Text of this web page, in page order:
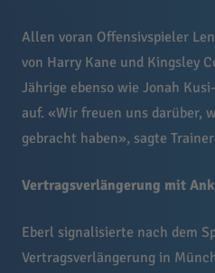
Allen voran Offensivspieler
von Harry Kane und Kingsley
Jährige ebenso wie Jonah
auf. «Wir freuen uns darüber,
gebracht haben», sagte
Vertragsverlängerung mit
Eberl signalisierte nach dem
Vertragsverlängerung in